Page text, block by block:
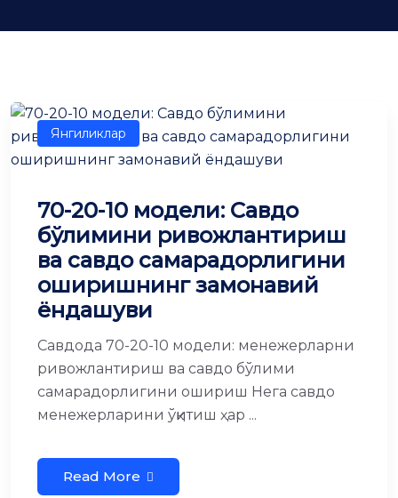
Янгиликлар
70-20-10 модели: Савдо
бўлимини ривожлантириш
ва савдо самарадорлигини
оширишнинг замонавий
ёндашуви
Савдода 70-20-10 модели: менежерларни
ривожлантириш ва савдо бўлими
самарадорлигини ошириш Нега савдо
менежерларини ўқитиш ҳар ...
Read More